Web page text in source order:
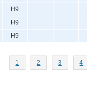
H9
H9
H9
1 2 3 4